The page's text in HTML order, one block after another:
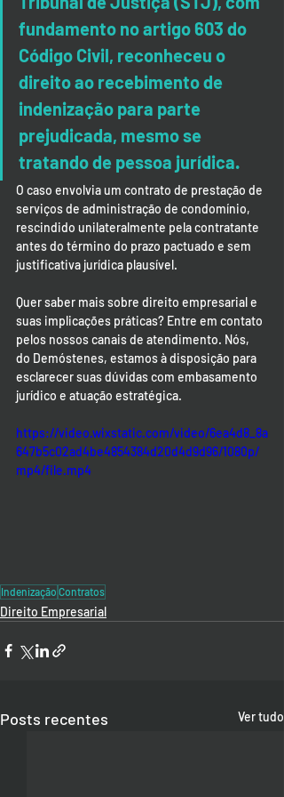
fundamento no artigo 603 do
Código Civil, reconheceu o
direito ao recebimento de
indenização para parte
prejudicada, mesmo se
tratando de pessoa jurídica.
O caso envolvia um contrato de prestação de
serviços de administração de condomínio,
rescindido unilateralmente pela contratante
antes do término do prazo pactuado e sem
justificativa jurídica plausível.
Quer saber mais sobre direito empresarial e
suas implicações práticas? Entre em contato
pelos nossos canais de atendimento. Nós,
do Demóstenes, estamos à disposição para
esclarecer suas dúvidas com embasamento
jurídico e atuação estratégica.
https://video.wixstatic.com/video/6ea4d8_8a
647b5c02ad4be4854384d20d4d9d96/1080p/
mp4/file.mp4
Indenização Contratos
Direito Empresarial
Posts recentes Ver tudo